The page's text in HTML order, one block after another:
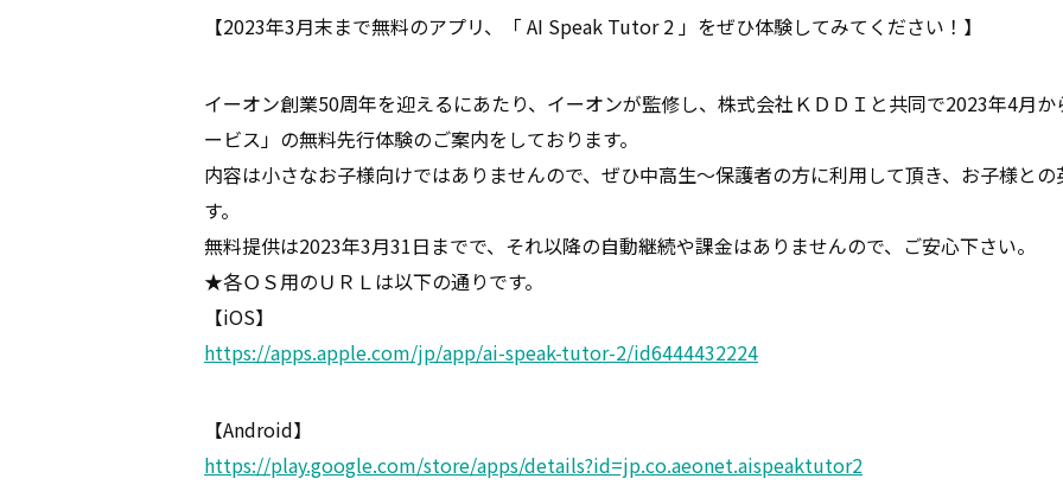
【2023年3月末まで無料のアプリ、「 AI Speak Tutor 2 」をぜひ体験してみてください！】
イーオン創業50周年を迎えるにあたり、イーオンが監修し、株式会社ＫＤＤＩと共同で2023年4月
ービス」の無料先行体験のご案内をしております。
内容は小さなお子様向けではありませんので、ぜひ中高生～保護者の方に利用して頂き、お子様と
す。
無料提供は2023年3月31日までで、それ以降の自動継続や課金はありませんので、ご安心下さい。
★各ＯＳ用のＵＲＬは以下の通りです。
【iOS】
https://apps.apple.com/jp/app/ai-speak-tutor-2/id6444432224
【Android】
https://play.google.com/store/apps/details?id=jp.co.aeonet.aispeaktutor2